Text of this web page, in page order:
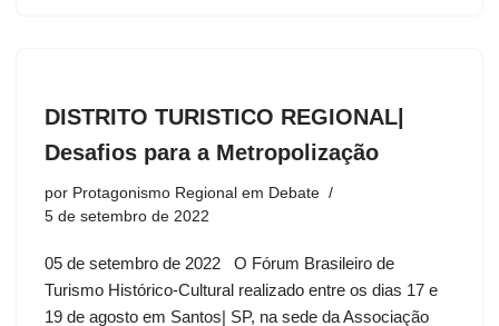
DISTRITO TURISTICO REGIONAL|
Desafios para a Metropolização
por Protagonismo Regional em Debate
5 de setembro de 2022
05 de setembro de 2022 O Fórum Brasileiro de
Turismo Histórico-Cultural realizado entre os dias 17 e
19 de agosto em Santos| SP, na sede da Associação